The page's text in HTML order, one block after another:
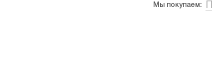
Мы покупаем: